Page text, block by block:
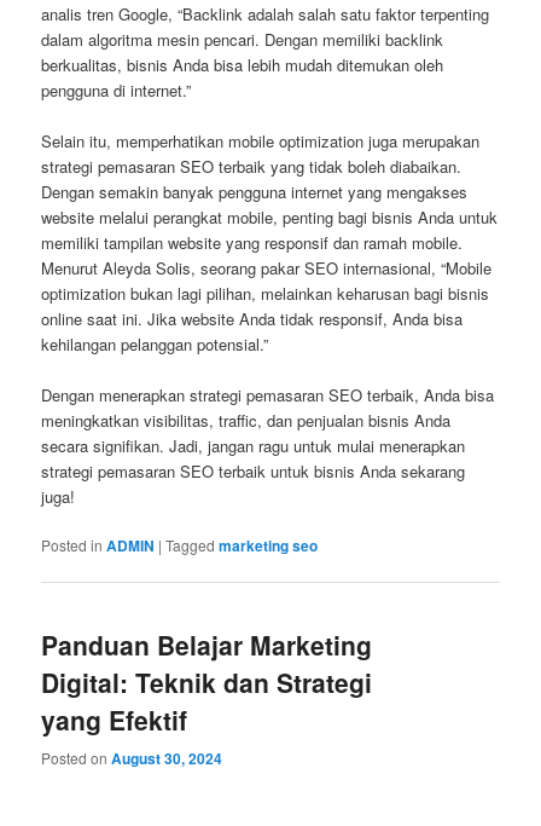
analis tren Google, “Backlink adalah salah satu faktor terpenting
dalam algoritma mesin pencari. Dengan memiliki backlink
berkualitas, bisnis Anda bisa lebih mudah ditemukan oleh
pengguna di internet.”
Selain itu, memperhatikan mobile optimization juga merupakan
strategi pemasaran SEO terbaik yang tidak boleh diabaikan.
Dengan semakin banyak pengguna internet yang mengakses
website melalui perangkat mobile, penting bagi bisnis Anda untuk
memiliki tampilan website yang responsif dan ramah mobile.
Menurut Aleyda Solis, seorang pakar SEO internasional, “Mobile
optimization bukan lagi pilihan, melainkan keharusan bagi bisnis
online saat ini. Jika website Anda tidak responsif, Anda bisa
kehilangan pelanggan potensial.”
Dengan menerapkan strategi pemasaran SEO terbaik, Anda bisa
meningkatkan visibilitas, traffic, dan penjualan bisnis Anda
secara signifikan. Jadi, jangan ragu untuk mulai menerapkan
strategi pemasaran SEO terbaik untuk bisnis Anda sekarang
juga!
Posted in ADMIN |Tagged marketing seo
Panduan Belajar Marketing
Digital: Teknik dan Strategi
yang Efektif
Posted onAugust 30, 2024